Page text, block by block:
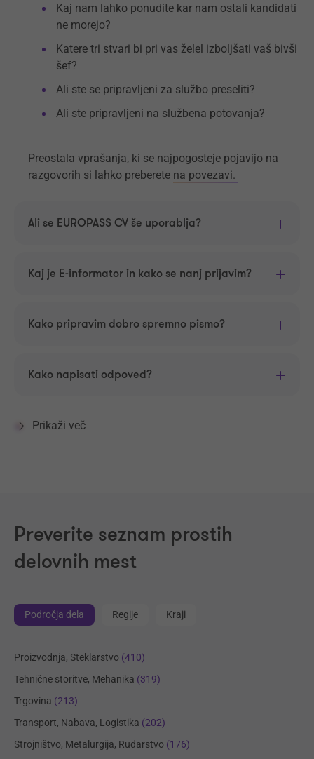
Kaj nam lahko ponudite kar nam ostali kandidati
ne morejo?
Katere tri stvari bi pri vas želel izboljšati vaš bivši
šef?
Ali ste se pripravljeni za službo preseliti?
Ali ste pripravljeni na službena potovanja?
Preostala vprašanja, ki se najpogosteje pojavijo na
razgovorih si lahko preberete na povezavi.
Ali se EUROPASS CV še uporablja?
Kaj je E-informator in kako se nanj prijavim?
Kako pripravim dobro spremno pismo?
Kako napisati odpoved?
Prikaži več
Preverite seznam prostih
delovnih mest
Področja dela Regije Kraji
Proizvodnja, Steklarstvo (410)
Tehnične storitve, Mehanika (319)
Trgovina (213)
Transport, Nabava, Logistika (202)
Strojništvo, Metalurgija, Rudarstvo (176)